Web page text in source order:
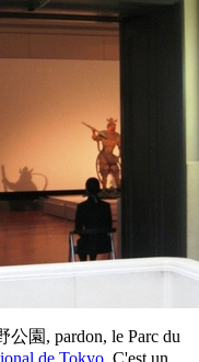
公園, pardon, le Parc du